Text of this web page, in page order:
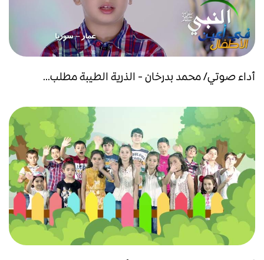
أداء صوتي/ محمد بدرخان - الذرية الطيبة مطلب...